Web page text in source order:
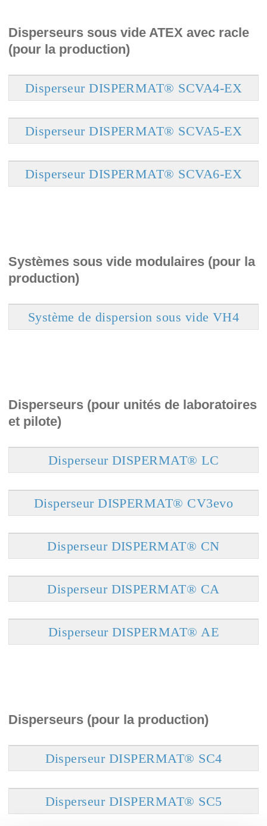
Disperseurs sous vide ATEX avec racle
(pour la production)
Disperseur DISPERMAT® SCVA4-EX
Disperseur DISPERMAT® SCVA5-EX
Disperseur DISPERMAT® SCVA6-EX
Systèmes sous vide modulaires (pour la
production)
Système de dispersion sous vide VH4
Disperseurs (pour unités de laboratoires
et pilote)
Disperseur DISPERMAT® LC
Disperseur DISPERMAT® CV3evo
Disperseur DISPERMAT® CN
Disperseur DISPERMAT® CA
Disperseur DISPERMAT® AE
Disperseurs (pour la production)
Disperseur DISPERMAT® SC4
Disperseur DISPERMAT® SC5